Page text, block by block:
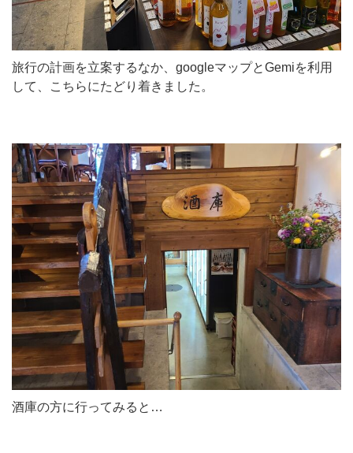
旅行の計画を立案するなか、googleマップとGemiを利用
して、こちらにたどり着きました。
酒庫の方に行ってみると…